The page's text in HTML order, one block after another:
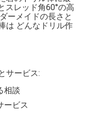
スレッド角60°の高
ーメイドの長さと
は どんなドリル作
サービス:
相談
ービス